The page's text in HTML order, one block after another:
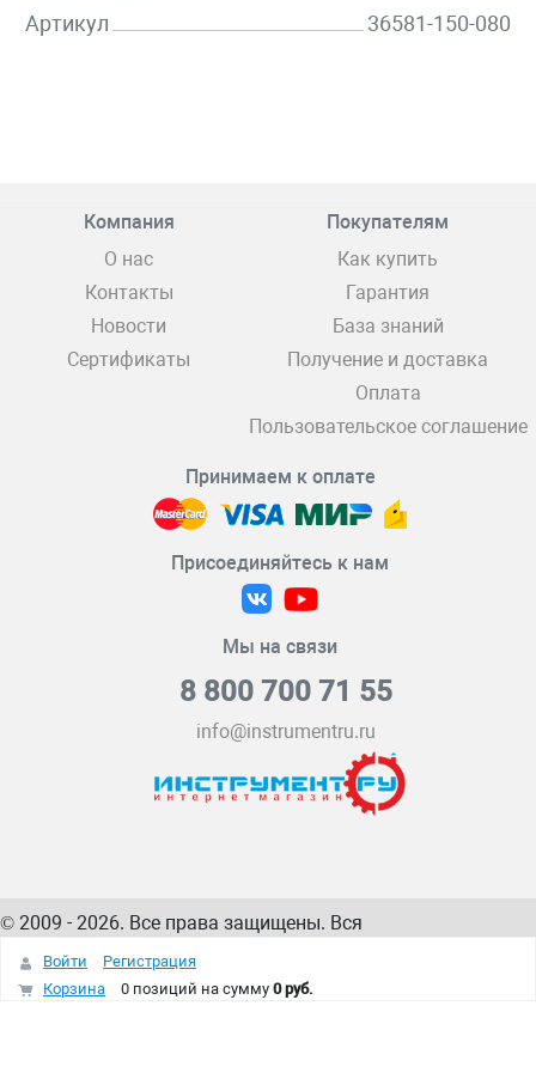
Артикул
36581-150-080
Компания
О нас
Контакты
Новости
Сертификаты
Покупателям
Как купить
Гарантия
База знаний
Получение и доставка
Оплата
Пользовательское соглашение
Принимаем к оплате
Присоединяйтесь к нам
Мы на связи
8 800 700 71 55
info@instrumentru.ru
© 2009 - 2026. Все права защищены. Вся
информация на сайте – собственность
интернет-магазина
Войти
Регистрация
Корзина
0 позиций на сумму 0 руб.